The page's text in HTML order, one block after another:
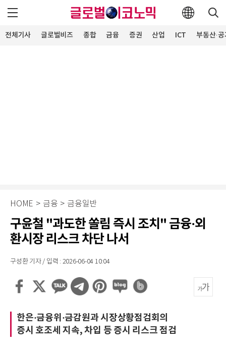
전체기사 글로벌비즈 종합 금융 증권 산업 ICT 부동산·
HOME > 금융 > 금융일반
구윤철 "과도한 쏠림 즉시 조치" 금융·외
환시장 리스크 차단 나서
구성환 기자 / 입력 : 2026-06-04 10:04
한은·금융위·금감원과 시장상황점검회의
증시 호조세 지속, 차입 등 증시 리스크 점검